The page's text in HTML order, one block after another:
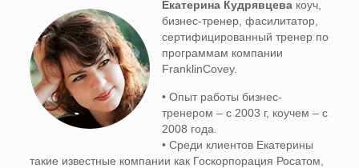
Екатерина Кудрявцевакоуч,
бизнес-тренер, фасилитатор,
сертифицированный тренер по
программам компании
FranklinCovey.
• Опыт работы бизнес-
тренером – с 2003 г, коучем – с
2008 года.
• Среди клиентов Екатерины
такие известные компании как Госкорпорация Росатом,